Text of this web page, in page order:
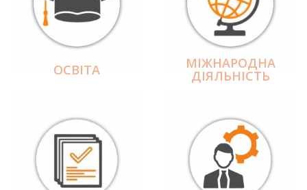
ОСВІТА МІЖНАРОДНА
ДІЯЛЬНІCТЬ